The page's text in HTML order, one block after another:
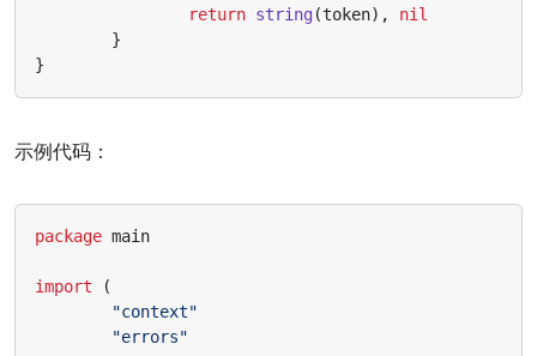
return string(token),
nil
}
}
示例代码：
package main
import
(
"context"
"errors"